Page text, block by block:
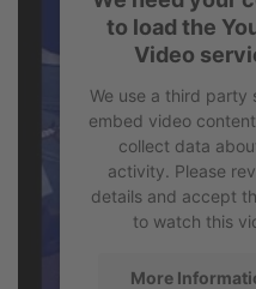
to load the
Video
We use a third party
embed video
collect data
activity. Please
details and accept
to watch this
More